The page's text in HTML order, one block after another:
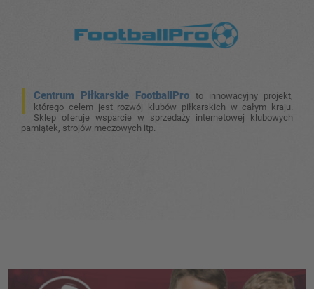
Centrum Piłkarskie FootballPro to innowacyjny projekt,
którego celem jest rozwój klubów piłkarskich w całym kraju.
Sklep oferuje wsparcie w sprzedaży internetowej klubowych
pamiątek, strojów meczowych itp.